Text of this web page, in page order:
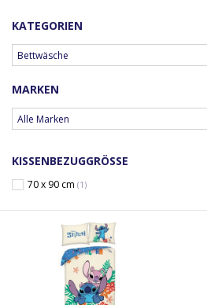
KATEGORIEN
MARKEN
KISSENBEZUGGRÖSSE
70 x 90 cm (1)